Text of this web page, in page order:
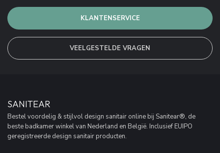
KLANTENSERVICE
VEELGESTELDE VRAGEN
SANITEAR
Bestel voordelig & stijlvol design sanitair online bij Sanitear®, de
beste badkamer winkel van Nederland en België. Inclusief EUIPO
geregistreerde design sanitair producten.